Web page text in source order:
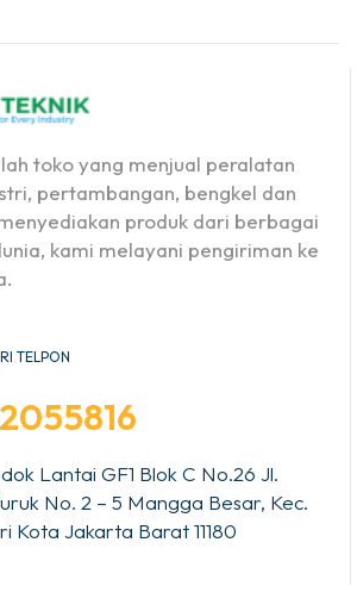
toko yang menjual peralatan
pertambangan, bengkel dan
produk dari berbagai
kami melayani pengiriman ke
TELPON
Lantai GF1 Blok C No.26 Jl.
No. 2 – 5 Mangga Besar, Kec.
Kota Jakarta Barat 11180